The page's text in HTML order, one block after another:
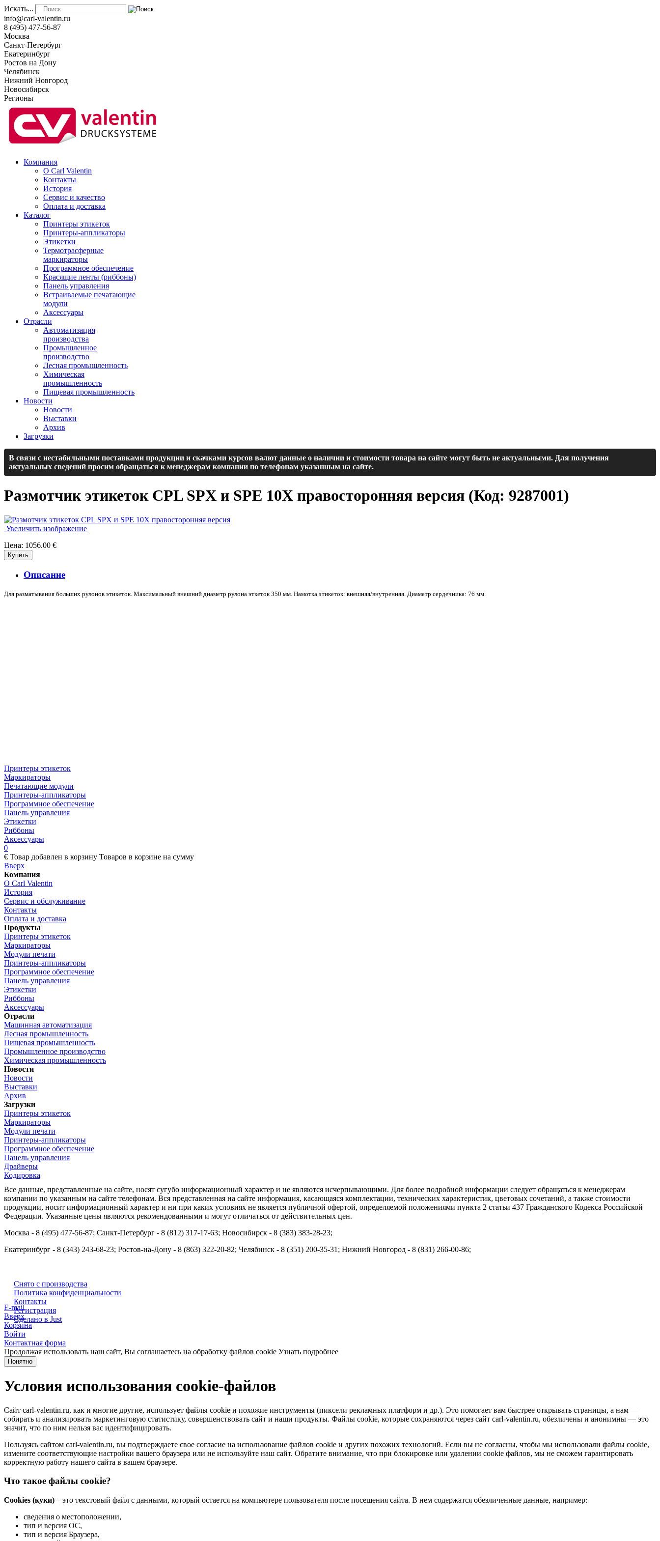
Искать...
info@carl-valentin.ru
8 (495) 477-56-87
Москва
Санкт-Петербург
Екатеринбург
Ростов на Дону
Челябинск
Нижний Новгород
Новосибирск
Регионы
Компания
О Carl Valentin
Контакты
История
Сервис и качество
Оплата и доставка
Каталог
Принтеры этикеток
Принтеры-аппликаторы
Этикетки
Термотрасферные
маркираторы
Программное обеспечение
Красящие ленты (риббоны)
Панель управления
Встраиваемые печатающие
модули
Аксессуары
Отрасли
Автоматизация
производства
Промышленное
производство
Лесная промышленность
Химическая
промышленность
Пищевая промышленность
Новости
Новости
Выставки
Архив
Загрузки
В связи с нестабильными поставками продукции и скачками курсов валют данные о наличии и стоимости товара на сайте могут быть не актуальными. Для получения
актуальных сведений просим обращаться к менеджерам компании по телефонам указанным на сайте.
Размотчик этикеток CPL SPX и SPE 10X правосторонняя версия (Код: 9287001)
Увеличить изображение
Цена: 1056.00 €
Описание
Для разматывания больших рулонов этикеток. Максимальный внешний диаметр рулона эткеток 350 мм. Намотка этикеток: внешняя/внутренняя. Диаметр сердечника: 76 мм.
Принтеры этикеток
Маркираторы
Печатающие модули
Принтеры-аппликаторы
Программное обеспечение
Панель управления
Этикетки
Риббоны
Аксессуары
0
€ Товар добавлен в корзину Товаров в корзине на сумму
Вверх
Компания
О Carl Valentin
История
Сервис и обслуживание
Контакты
Оплата и доставка
Продукты
Принтеры этикеток
Маркираторы
Модули печати
Принтеры-аппликаторы
Программное обеспечение
Панель управления
Этикетки
Риббоны
Аксессуары
Отрасли
Машинная автоматизация
Лесная промышленность
Пищевая промышленность
Промышленное производство
Химическая промышленность
Новости
Новости
Выставки
Архив
Загрузки
Принтеры этикеток
Маркираторы
Модули печати
Принтеры-аппликаторы
Программное обеспечение
Панель управления
Драйверы
Кодировка
Все данные, представленные на сайте, носят сугубо информационный характер и не являются исчерпывающими. Для более подробной информации следует обращаться к менеджерам
компании по указанным на сайте телефонам. Вся представленная на сайте информация, касающаяся комплектации, технических характеристик, цветовых сочетаний, а также стоимости
продукции, носит информационный характер и ни при каких условиях не является публичной офертой, определяемой положениями пункта 2 статьи 437 Гражданского Кодекса Российской
Федерации. Указанные цены являются рекомендованными и могут отличаться от действительных цен.
Москва - 8 (495) 477-56-87; Санкт-Петербург - 8 (812) 317-17-63; Новосибирск - 8 (383) 383-28-23;
Екатеринбург - 8 (343) 243-68-23; Ростов-на-Дону - 8 (863) 322-20-82; Челябинск - 8 (351) 200-35-31; Нижний Новгород - 8 (831) 266-00-86;
Снято с производства
Политика конфиденциальности
Контакты
Регистрация
Сделано в Just
E-mail
Вверх
Корзина
Войти
Контактная форма
Продолжая использовать наш сайт, Вы соглашаетесь на обработку файлов cookie Узнать подробнее
Понятно
Условия использования cookie-файлов
Сайт carl-valentin.ru, как и многие другие, использует файлы cookie и похожие инструменты (пиксели рекламных платформ и др.). Это помогает вам быстрее открывать страницы, а нам —
собирать и анализировать маркетинговую статистику, совершенствовать сайт и наши продукты. Файлы сookie, которые сохраняются через сайт carl-valentin.ru, обезличены и анонимны — это
значит, что по ним нельзя вас идентифицировать.
Пользуясь сайтом carl-valentin.ru, вы подтверждаете свое согласие на использование файлов cookie и других похожих технологий. Если вы не согласны, чтобы мы использовали файлы cookie,
измените соответствующие настройки вашего браузера или не используйте наш сайт. Обратите внимание, что при блокировке или удалении cookie файлов, мы не сможем гарантировать
корректную работу нашего сайта в вашем браузере.
Что такое файлы cookie?
Cookies (куки) – это текстовый файл с данными, который остается на компьютере пользователя после посещения сайта. В нем содержатся обезличенные данные, например:
сведения о местоположении,
тип и версия ОС,
тип и версия Браузера,